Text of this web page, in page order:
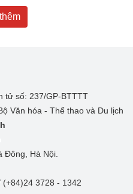
tử số: 237/GP-BTTTT
Văn hóa - Thể thao và Du lịch
Đông, Hà Nội.
3728 - 1342